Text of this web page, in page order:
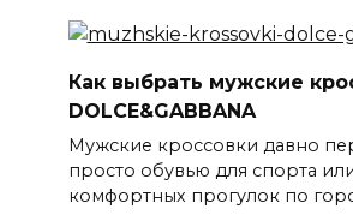
Как выбрать мужские
DOLCE&GABBANA
Мужские кроссовки давно
просто обувью для спорта
комфортных прогулок по